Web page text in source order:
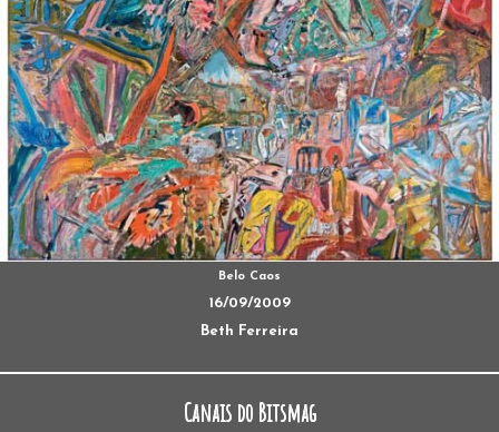
Belo Caos
16/09/2009
Beth Ferreira
Canais do Bitsmag